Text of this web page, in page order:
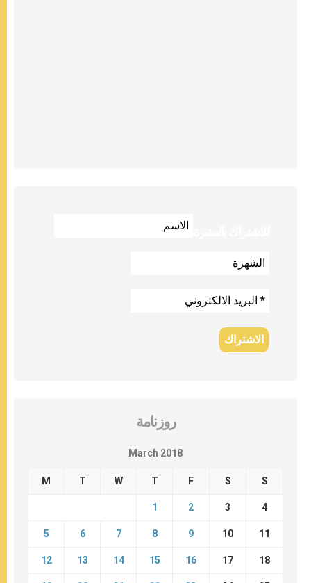
روزنامة
March 2018
M T W T F S S
1 2 3 4
5 6 7 8 9 10 11
12 13 14 15 16 17 18